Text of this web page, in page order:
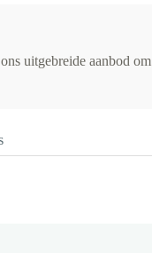
uitgebreide aanbod om